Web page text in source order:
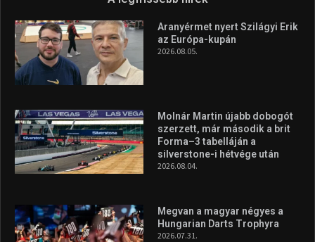
Aranyérmet nyert Szilágyi Erik
az Európa-kupán
2026.08.05.
Molnár Martin újabb dobogót
szerzett, már második a brit
Forma–3 tabelláján a
silverstone-i hétvége után
2026.08.04.
Megvan a magyar négyes a
Hungarian Darts Trophyra
2026.07.31.